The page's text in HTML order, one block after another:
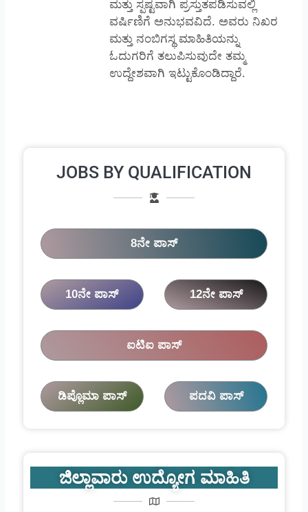
ಮತ್ತು ಸ್ಪಷ್ಟವಾಗಿ ಪ್ರಸ್ತುತಪಡಿಸುವಲ್ಲಿ
ವರ್ಷಿಣಿಗೆ ಅನುಭವವಿದೆ. ಅವರು ನಿಖರ
ಮತ್ತು ನಂಬಿಗಸ್ಥ ಮಾಹಿತಿಯನ್ನು
ಓದುಗರಿಗೆ ತಲುಪಿಸುವುದೇ ತಮ್ಮ
ಉದ್ದೇಶವಾಗಿ ಇಟ್ಟುಕೊಂಡಿದ್ದಾರೆ.
JOBS BY QUALIFICATION
8ನೇ ಪಾಸ್
10ನೇ ಪಾಸ್ 12ನೇ ಪಾಸ್
ಐಟಿಐ ಪಾಸ್
ಡಿಪ್ಲೊಮಾ ಪಾಸ್ ಪದವಿ ಪಾಸ್
ಜಿಲ್ಲಾವಾರು ಉದ್ಯೋಗ ಮಾಹಿತಿ